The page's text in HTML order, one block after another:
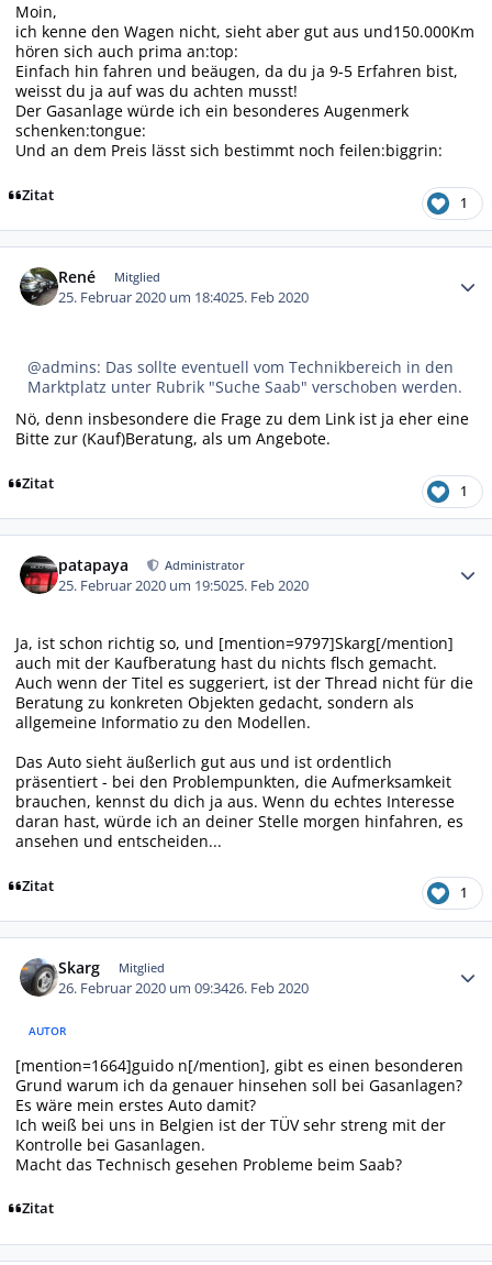
Moin,
ich kenne den Wagen nicht, sieht aber gut aus und150.000Km
hören sich auch prima an:top:
Einfach hin fahren und beäugen, da du ja 9-5 Erfahren bist,
weisst du ja auf was du achten musst!
Der Gasanlage würde ich ein besonderes Augenmerk
schenken:tongue:
Und an dem Preis lässt sich bestimmt noch feilen:biggrin:
Zitat 1
René Mitglied
25. Februar 2020 um 18:4025. Feb 2020
@admins: Das sollte eventuell vom Technikbereich in den
Marktplatz unter Rubrik "Suche Saab" verschoben werden.
Nö, denn insbesondere die Frage zu dem Link ist ja eher eine
Bitte zur (Kauf)Beratung, als um Angebote.
Zitat 1
patapaya Administrator
25. Februar 2020 um 19:5025. Feb 2020
Ja, ist schon richtig so, und [mention=9797]Skarg[/mention]
auch mit der Kaufberatung hast du nichts flsch gemacht.
Auch wenn der Titel es suggeriert, ist der Thread nicht für die
Beratung zu konkreten Objekten gedacht, sondern als
allgemeine Informatio zu den Modellen.
Das Auto sieht äußerlich gut aus und ist ordentlich
präsentiert - bei den Problempunkten, die Aufmerksamkeit
brauchen, kennst du dich ja aus. Wenn du echtes Interesse
daran hast, würde ich an deiner Stelle morgen hinfahren, es
ansehen und entscheiden...
Zitat 1
Skarg Mitglied
26. Februar 2020 um 09:3426. Feb 2020
AUTOR
[mention=1664]guido n[/mention], gibt es einen besonderen
Grund warum ich da genauer hinsehen soll bei Gasanlagen?
Es wäre mein erstes Auto damit?
Ich weiß bei uns in Belgien ist der TÜV sehr streng mit der
Kontrolle bei Gasanlagen.
Macht das Technisch gesehen Probleme beim Saab?
Zitat